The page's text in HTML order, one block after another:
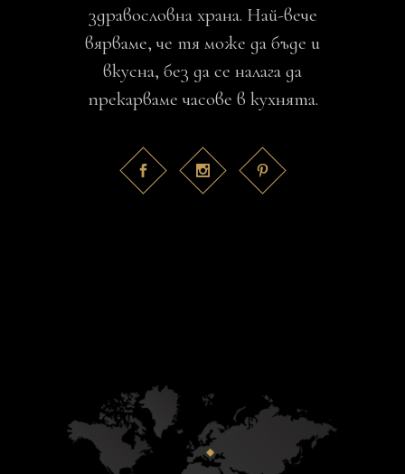
здравословна храна. Най-вече
вярваме, че тя може да бъде и
вкусна, без да се налага да
прекарваме часове в кухнята.